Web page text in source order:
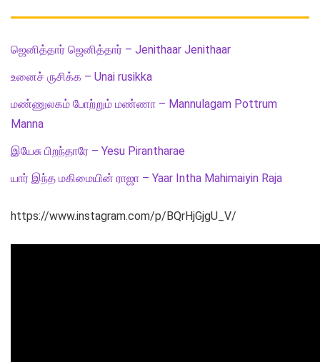
ஜெனித்தார் ஜெனித்தார் – Jenithaar Jenithaar
உனைச் ருசிக்க – Unai rusikka
மண்ணுலகம் போற்றும் மண்ணா – Mannulagam Pottrum
Manna
இயேசு பிறந்தாரே – Yesu Pirantharae
யார் இந்த மகிமையின் ராஜா – Yaar Intha Mahimaiyin Raja
https://www.instagram.com/p/BQrHjGjgU_V/